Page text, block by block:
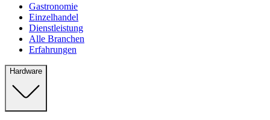
Gastronomie
Einzelhandel
Dienstleistung
Alle Branchen
Erfahrungen
Hardware